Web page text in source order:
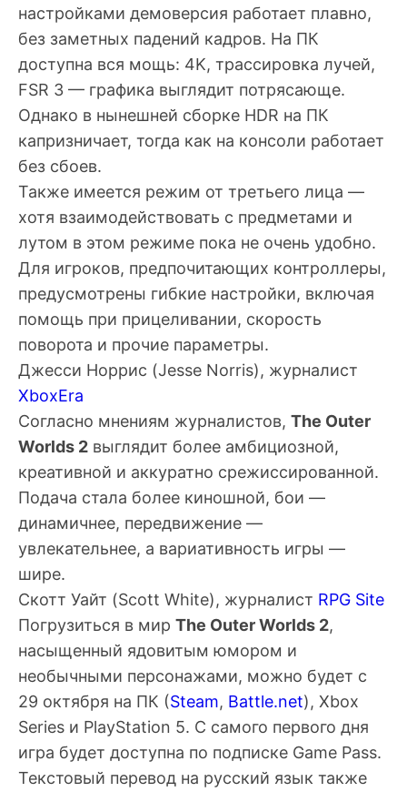
настройками демоверсия работает плавно,
без заметных падений кадров. На ПК
доступна вся мощь: 4K, трассировка лучей,
FSR 3 — графика выглядит потрясающе.
Однако в нынешней сборке HDR на ПК
капризничает, тогда как на консоли работает
без сбоев.
Также имеется режим от третьего лица —
хотя взаимодействовать с предметами и
лутом в этом режиме пока не очень удобно.
Для игроков, предпочитающих контроллеры,
предусмотрены гибкие настройки, включая
помощь при прицеливании, скорость
поворота и прочие параметры.
Джесси Норрис (Jesse Norris), журналист
XboxEra
Согласно мнениям журналистов, The Outer
Worlds 2 выглядит более амбициозной,
креативной и аккуратно срежиссированной.
Подача стала более киношной, бои —
динамичнее, передвижение —
увлекательнее, а вариативность игры —
шире.
Скотт Уайт (Scott White), журналист RPG Site
Погрузиться в мир The Outer Worlds 2,
насыщенный ядовитым юмором и
необычными персонажами, можно будет с
29 октября на ПК (Steam, Battle.net), Xbox
Series и PlayStation 5. С самого первого дня
игра будет доступна по подписке Game Pass.
Текстовый перевод на русский язык также